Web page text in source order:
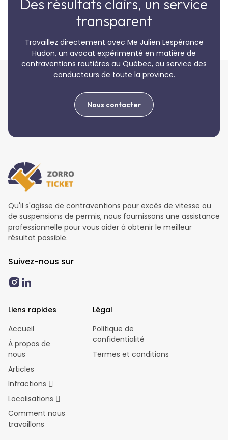
Des résultats clairs, un service
transparent
Travaillez directement avec Me Julien Lespérance
Hudon, un avocat expérimenté en matière de
contraventions routières au Québec, au service des
conducteurs de toute la province.
Nous contacter
Qu'il s'agisse de contraventions pour excès de vitesse ou
de suspensions de permis, nous fournissons une assistance
professionnelle pour vous aider à obtenir le meilleur
résultat possible.
Suivez-nous sur
Liens rapides
Accueil
À propos de
nous
Articles
Infractions
Localisations
Comment nous
travaillons
Légal
Politique de
confidentialité
Termes et conditions